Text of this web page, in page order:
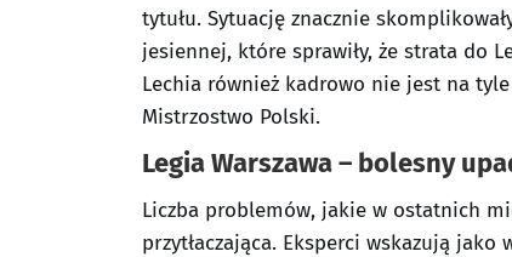
tytułu. Sytuację znacznie
jesiennej, które sprawiły, że strata do
Lechia również kadrowo nie jest na
Mistrzostwo Polski.
Legia Warszawa – bolesny
Liczba problemów, jakie w ostatnich
przytłaczająca. Eksperci wskazują